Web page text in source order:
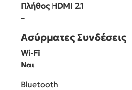
Πλήθος HDMI 2.1
–
Ασύρματες Συνδέσεις
Wi-Fi
Ναι
Bluetooth